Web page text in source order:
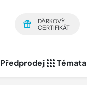
DÁRKOVÝ
CERTIFIKÁT
Předprodej Témata